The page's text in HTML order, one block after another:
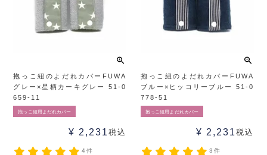
抱っこ紐のよだれカバーFUWA
グレー×星柄カーキグレー 51-0
659-11
抱っこ紐用よだれカバー
¥ 2,231 税込
4件
抱っこ紐のよだれカバーFUWA
ブルー×ヒッコリーブルー 51-0
778-51
抱っこ紐用よだれカバー
¥ 2,231 税込
3件